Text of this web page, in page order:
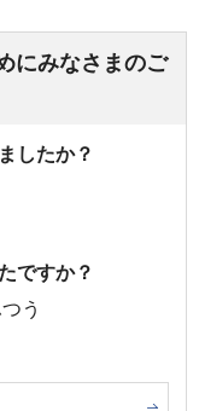
にみなさまのご
したか？
ですか？
う